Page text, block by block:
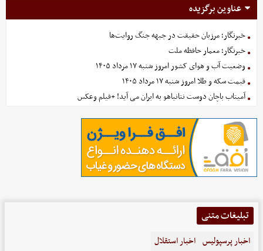
عناوین برگزیده
خبرنگار؛ مرزبان حقیقت در جبهه جنگ روایت‌ها
خبرنگار؛ معمار حافظه ملت
وضعیت آب و هوای کشور امروز شنبه ۱۷ مرداد ۱۴۰۵
قیمت سکه و طلا امروز شنبه ۱۷ مرداد ۱۴۰۵
آمیتاب باچان دوست نتانیاهو به ایران می آید! +فیلم وعکس
تبلیغات متنی
اخبار پرسپولیس اخبار استقلال